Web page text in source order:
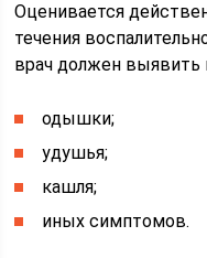
Оценивается
течения
врач должен выявить
одышки;
удушья;
кашля;
иных симптомов.